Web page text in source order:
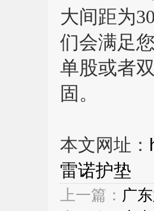
大间距为
们会满足
单股或者
固。
本文网址：
雷诺护垫
上一篇： 广